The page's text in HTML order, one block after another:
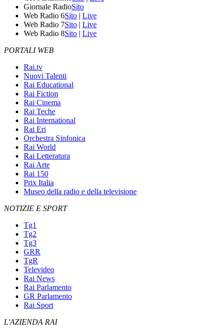
Giornale RadioSito
Web Radio 6Sito | Live
Web Radio 7Sito | Live
Web Radio 8Sito | Live
PORTALI WEB
Rai.tv
Nuovi Talenti
Rai Educational
Rai Fiction
Rai Cinema
Rai Teche
Rai International
Rai Eri
Orchestra Sinfonica
Rai World
Rai Letteratura
Rai Arte
Rai 150
Prix Italia
Museo della radio e della televisione
NOTIZIE E SPORT
Tg1
Tg2
Tg3
GRR
TgR
Televideo
Rai News
Rai Parlamento
GR Parlamento
Rai Sport
L'AZIENDA RAI